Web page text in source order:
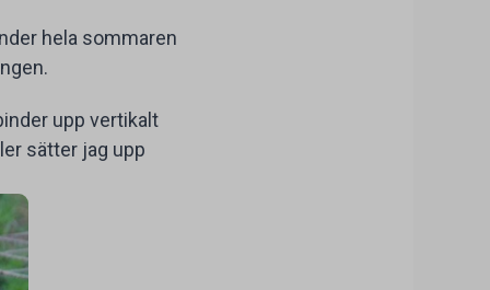
hela sommaren
upp vertikalt
sätter jag upp